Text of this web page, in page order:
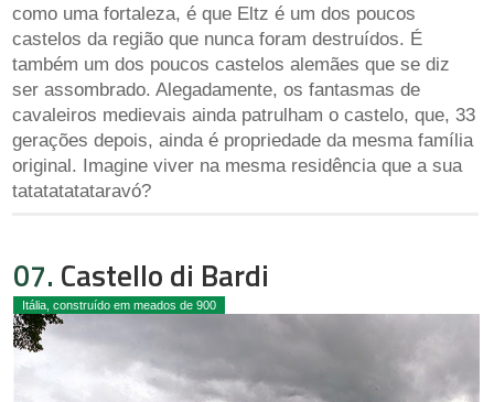
como uma fortaleza, é que Eltz é um dos poucos
castelos da região que nunca foram destruídos. É
também um dos poucos castelos alemães que se diz
ser assombrado. Alegadamente, os fantasmas de
cavaleiros medievais ainda patrulham o castelo, que, 33
gerações depois, ainda é propriedade da mesma família
original. Imagine viver na mesma residência que a sua
tatatatatataravó?
07. Castello di Bardi
Itália, construído em meados de 900